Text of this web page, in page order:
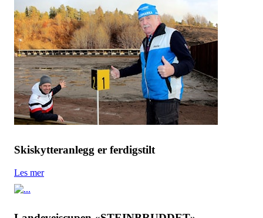
Skiskytteranlegg er ferdigstilt
Les mer